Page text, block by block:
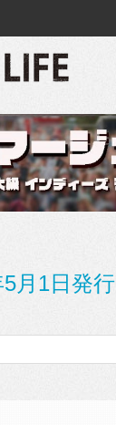
月1日発行